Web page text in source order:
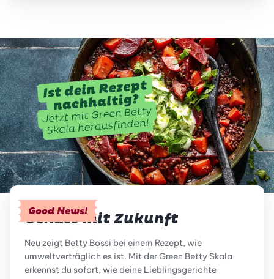
Good News!
Genuss mit Zukunft
Neu zeigt Betty Bossi bei einem Rezept, wie
umweltverträglich es ist. Mit der Green Betty Skala
erkennst du sofort, wie deine Lieblingsgerichte